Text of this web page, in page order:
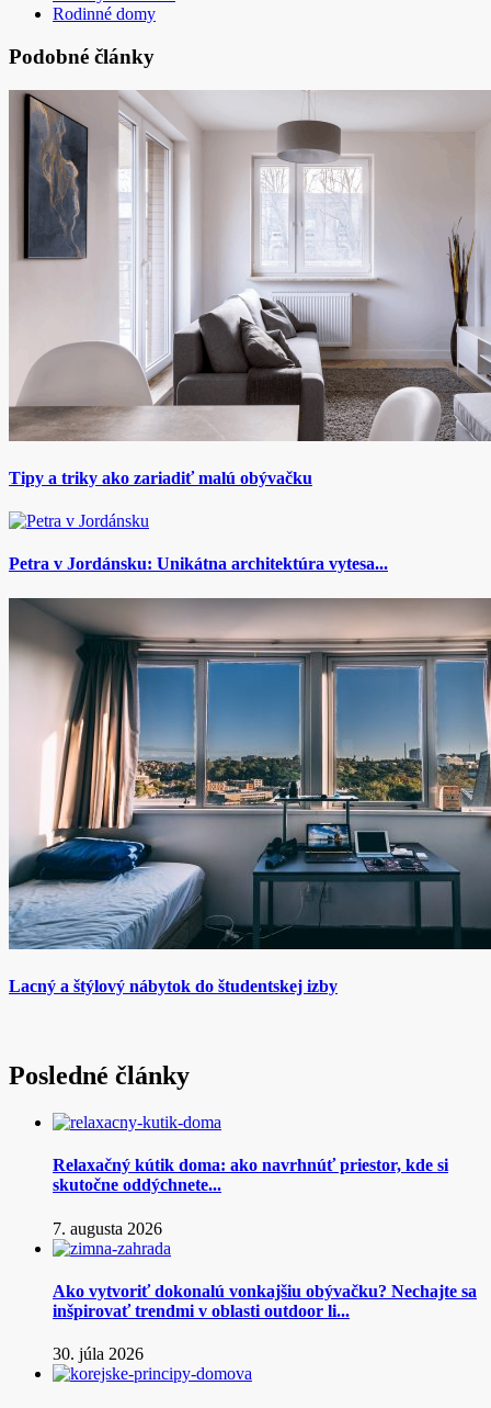
Rodinné domy
Podobné články
Tipy a triky ako zariadiť malú obývačku
Petra v Jordánsku: Unikátna architektúra vytesa...
Lacný a štýlový nábytok do študentskej izby
Posledné články
Relaxačný kútik doma: ako navrhnúť priestor, kde si
skutočne oddýchnete...
7. augusta 2026
Ako vytvoriť dokonalú vonkajšiu obývačku? Nechajte sa
inšpirovať trendmi v oblasti outdoor li...
30. júla 2026